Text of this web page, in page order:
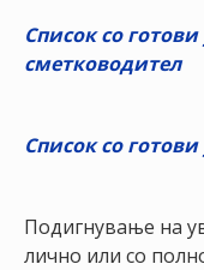
НАЈАВА
Список со
сметководител
Список со
Подигнување на
лично или со